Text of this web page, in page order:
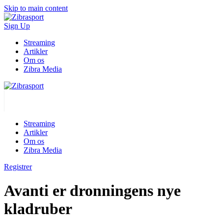
Skip to main content
Sign Up
Streaming
Artikler
Om os
Zibra Media
Streaming
Artikler
Om os
Zibra Media
Registrer
Avanti er dronningens nye
kladruber